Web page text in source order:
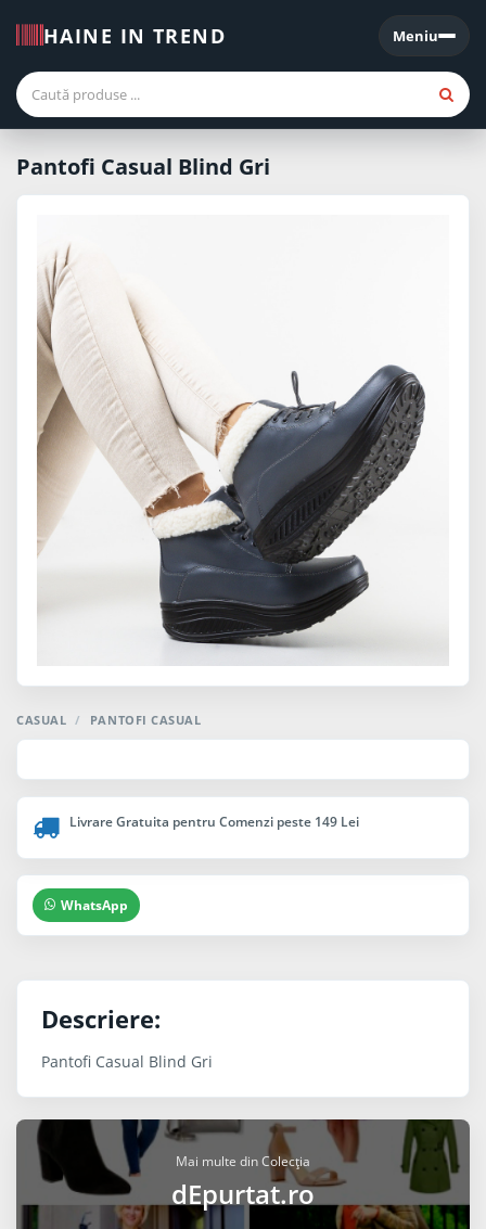
HAINE IN TREND Meniu
Meniu
Pantofi Casual Blind Gri
CASUAL / PANTOFI CASUAL
Livrare Gratuita pentru Comenzi peste 149 Lei
WhatsApp
Descriere:
Pantofi Casual Blind Gri
Mai multe din Colecția
dEpurtat.ro